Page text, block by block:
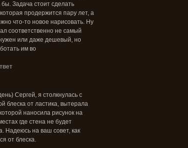
бы. Задача стоит сделать
продержится пару лет, а
что-то новое нарисовать. Ну
соответственно не самый
или даже дешевый, но
им во
Сергей, я столкнулась с
блеска от ластика, вытерала
наносила рисунок на
где стена не будет
Надеюсь на ваш совет, как
от блеска.